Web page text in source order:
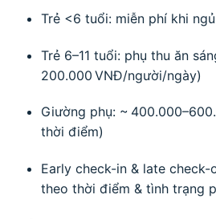
Trẻ <6 tuổi: miễn phí khi
Trẻ 6–11 tuổi: phụ thu ăn
200.000 VNĐ/người/ngày)
Giường phụ: ~
thời điểm)
Early check-in & late
theo thời điểm & tình trạng